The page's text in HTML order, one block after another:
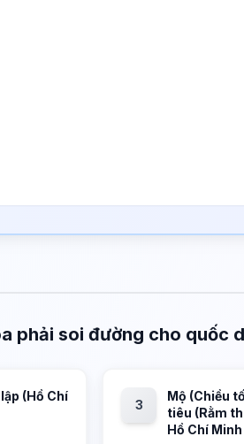
phải soi đường cho quốc
(Hồ Chí
3
Mộ (Chiều
tiêu (Rằm
Hồ Chí Minh